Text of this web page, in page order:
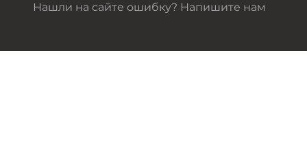
Нашли на сайте ошибку? Напишите нам